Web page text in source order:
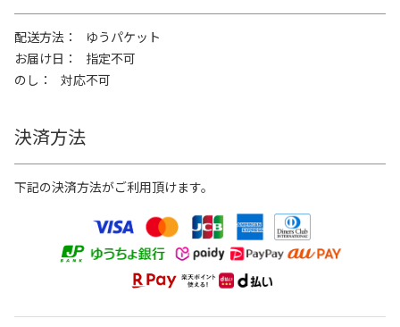
配送方法
ゆうパケット
お届け日
指定不可
のし
対応不可
決済方法
下記の決済方法がご利用頂けます。